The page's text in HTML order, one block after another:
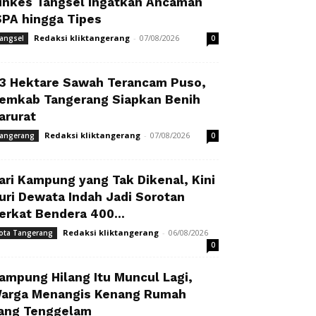
hingga Tipes
Redaksi kliktangerang - 07/08/2026 0
Hektare Sawah Terancam Puso,
Tangerang Siapkan Benih
Redaksi kliktangerang - 07/08/2026 0
Kampung yang Tak Dikenal, Kini
Dewata Indah Jadi Sorotan
Bendera 400...
Tangerang Redaksi kliktangerang - 06/08/2026
0
Hilang Itu Muncul Lagi,
Menangis Kenang Rumah
Tenggelam